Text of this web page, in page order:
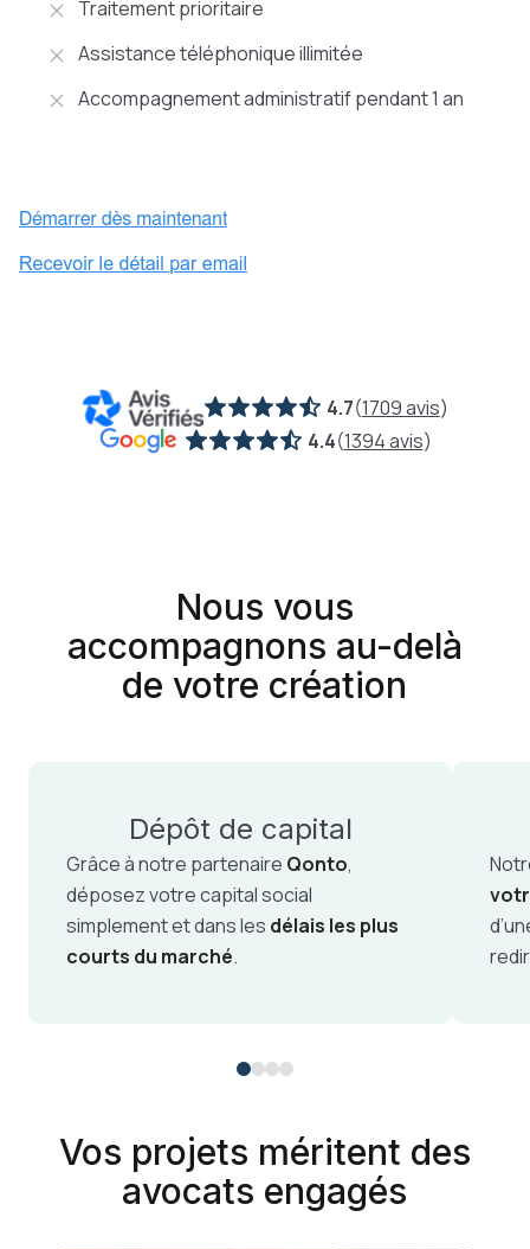
Traitement prioritaire
Assistance téléphonique illimitée
Accompagnement administratif pendant 1 an
4.7(1709 avis)
4.4(1394 avis)
Nous vous
accompagnons au-delà
de votre création
Dépôt de capital
Grâce à notre partenaire Qonto,
déposez votre capital social
simplement et dans les délais les plus
courts du marché.
Vos projets méritent des
avocats engagés